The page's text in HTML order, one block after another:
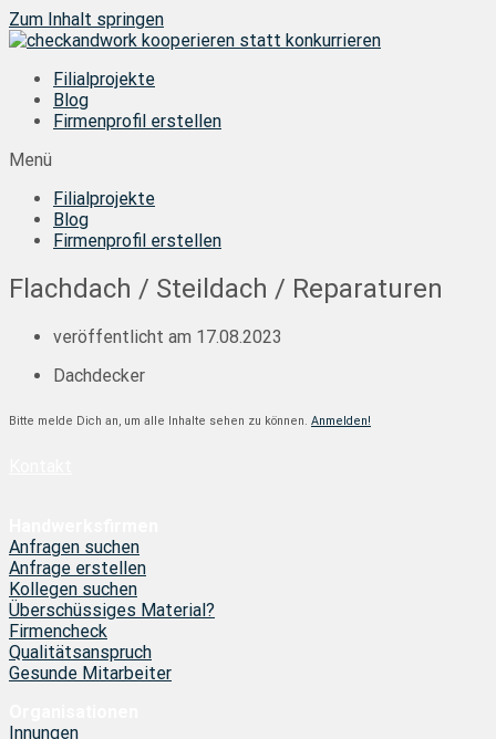
Zum Inhalt springen
Filialprojekte
Blog
Firmenprofil erstellen
Menü
Filialprojekte
Blog
Firmenprofil erstellen
Flachdach / Steildach / Reparaturen
veröffentlicht am 17.08.2023
Dachdecker
Bitte melde Dich an, um alle Inhalte sehen zu können. Anmelden!
Anfragen suchen
Anfrage erstellen
Kollegen suchen
Überschüssiges Material?
Firmencheck
Qualitätsanspruch
Gesunde Mitarbeiter
Innungen